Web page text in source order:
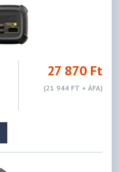
27 870 Ft
(21 944 FT + ÁFA)